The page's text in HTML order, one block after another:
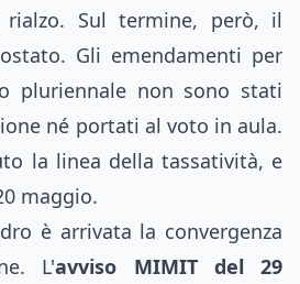
Sul termine, però, il
Gli emendamenti per
pluriennale non sono stati
né portati al voto in aula.
la linea della tassatività, e
maggio.
è arrivata la convergenza
L'avviso MIMIT del 29